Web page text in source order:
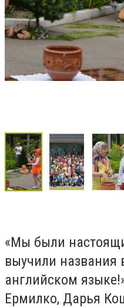
«Мы были
выучили названия
английском
Ермилко, Дарья